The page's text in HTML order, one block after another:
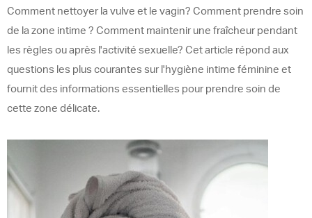
Comment nettoyer la vulve et le vagin? Comment prendre soin
de la zone intime ? Comment maintenir une fraîcheur pendant
les règles ou après l'activité sexuelle? Cet article répond aux
questions les plus courantes sur l'hygiène intime féminine et
fournit des informations essentielles pour prendre soin de
cette zone délicate.